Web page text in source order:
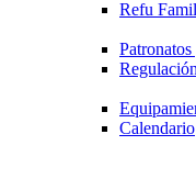
Refu
Calendario